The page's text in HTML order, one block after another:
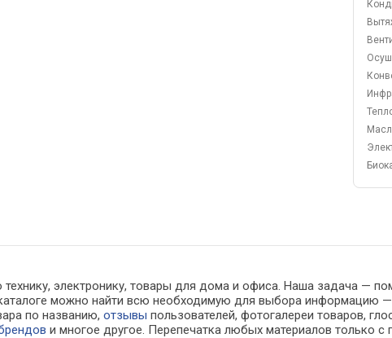
электронику, товары для дома и офиса. Наша задача —
каталоге можно найти всю необходимую для выбора информацию
по названию,отзывы пользователей, фотогалереи товаров,
и многое другое. Перепечатка любых материалов только с